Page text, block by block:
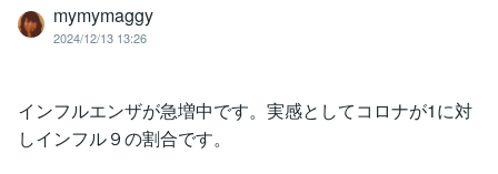
mymymaggy
2024/12/13 13:26
インフルエンザが急増中です。実感としてコロナが1に対
しインフル９の割合です。